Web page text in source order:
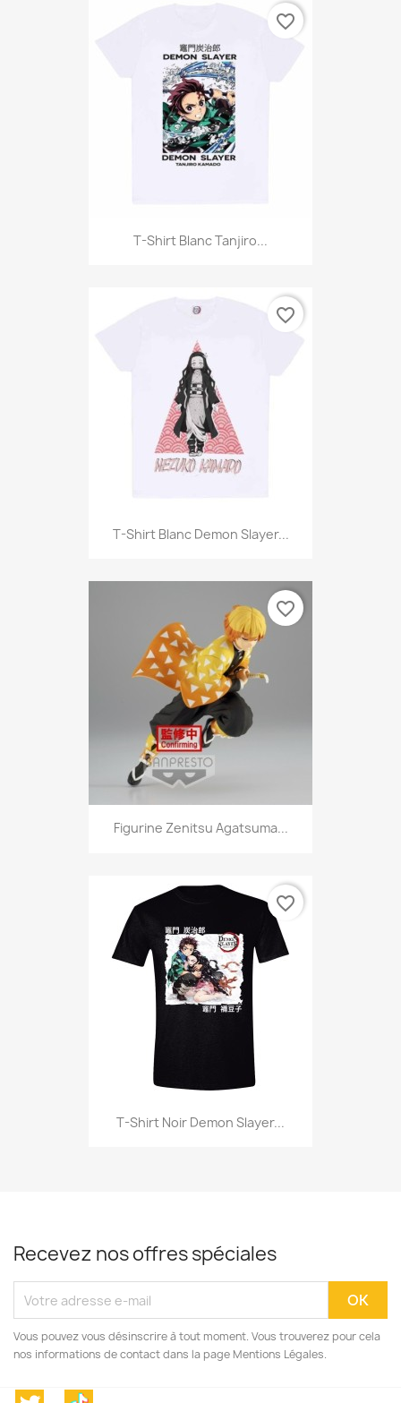
T-Shirt Blanc Tanjiro...
favorite_border
T-Shirt Blanc Demon Slayer...
favorite_border
Figurine Zenitsu Agatsuma...
favorite_border
T-Shirt Noir Demon Slayer...
favorite_border
Recevez nos offres spéciales
Vous pouvez vous désinscrire à tout moment. Vous trouverez pour cela
nos informations de contact dans la page Mentions Légales.
Twitter